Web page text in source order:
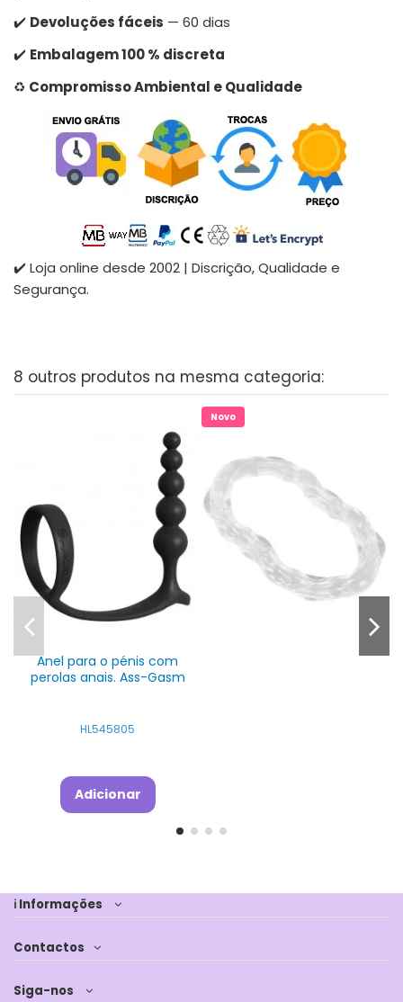
✔️ Devoluções fáceis — 60 dias
✔️ Embalagem 100 % discreta
♻️ Compromisso Ambiental e Qualidade
✔️ Loja online desde 2002 | Discrição, Qualidade e
Segurança.
8 outros produtos na mesma categoria:
Anel para o pénis com
perolas anais. Ass-Gasm
HL545805
Adicionar
Novo
ℹ Informações
Contactos
Siga-nos